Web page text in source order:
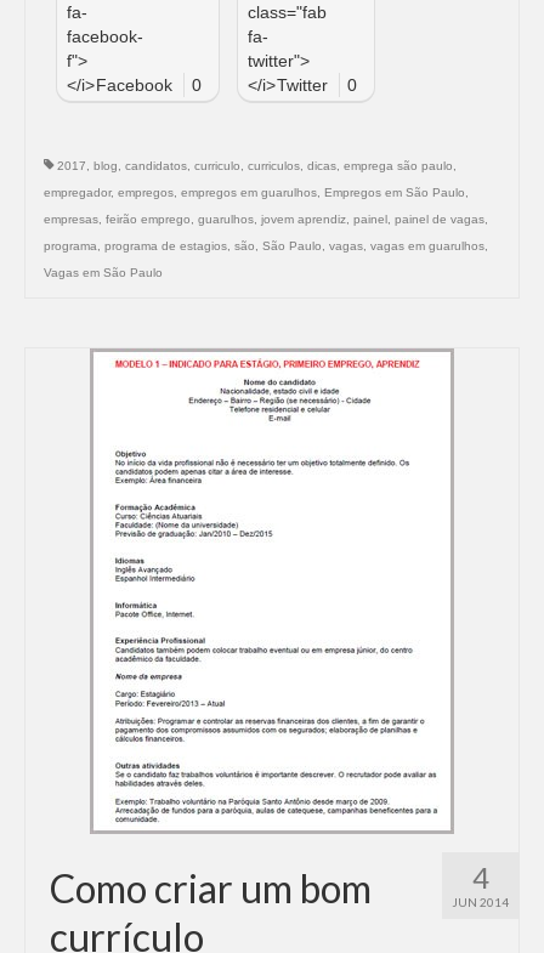
fa-
facebook-
f">
</i>Facebook 0
class="fab
fa-
twitter">
</i>Twitter 0
2017 blog candidatos curriculo curriculos dicas emprega são paulo
empregador, empregos empregos em guarulhos Empregos em São Paulo
empresas feirão emprego guarulhos jovem aprendiz painel painel de vagas
programa
programa de estagios são São Paulo vagas vagas em guarulhos
Vagas em São Paulo
4
JUN 2014
Como criar um bom
currículo